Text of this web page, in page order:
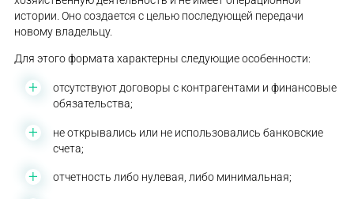
истории. Оно создается с целью последующей передачи
новому владельцу.
Для этого формата характерны следующие особенности:
отсутствуют договоры с контрагентами и финансовые
обязательства;
не открывались или не использовались банковские
счета;
отчетность либо нулевая, либо минимальная;